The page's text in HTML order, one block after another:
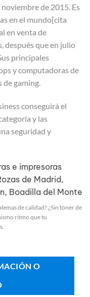
de 2015. Es
en el mundo[cita
en venta de
después que en julio
principales
y computadoras de
de gaming.
conseguirá el
y las
seguridad y
e impresoras
de Madrid,
Boadilla del Monte
de calidad? ¿Sin tóner de
ritmo que tu
O